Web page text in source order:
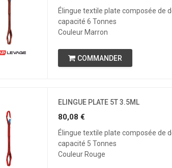
Élingue textile plate composée de
capacité 6 Tonnes
Couleur Marron
COMMANDER
ELINGUE PLATE 5T 3.5ML
80,08 €
Élingue textile plate composée de
capacité 5 Tonnes
Couleur Rouge